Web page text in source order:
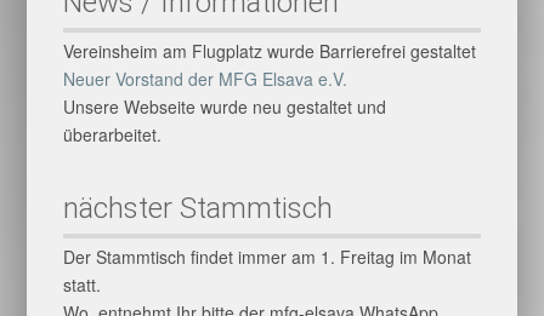
Vereinsheim am Flugplatz wurde Barrierefrei gestaltet
Neuer Vorstand der MFG Elsava e.V.
Unsere Webseite wurde neu gestaltet und
überarbeitet.
nächster Stammtisch
Der Stammtisch findet immer am 1. Freitag im Monat
statt.